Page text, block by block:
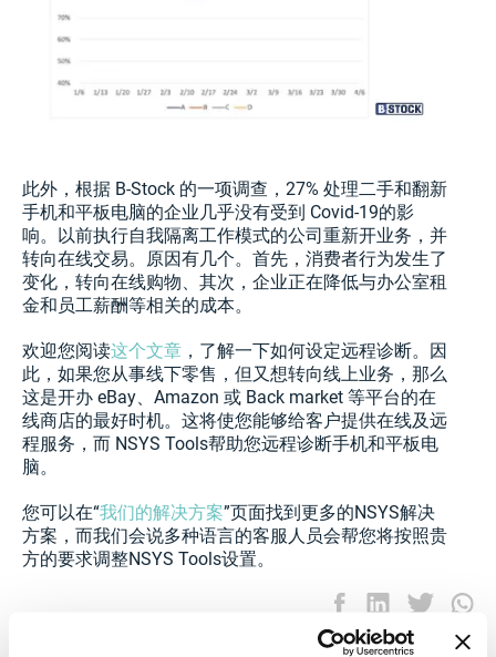
此外，根据 B-Stock 的一项调查，27% 处理二手和翻新
手机和平板电脑的企业几乎没有受到 Covid-19的影
响。以前执行自我隔离工作模式的公司重新开业务，并
转向在线交易。原因有几个。首先，消费者行为发生了
变化，转向在线购物、其次，企业正在降低与办公室租
金和员工薪酬等相关的成本。
欢迎您阅读这个文章 ，了解一下如何设定远程诊断。因
此，如果您从事线下零售，但又想转向线上业务，那么
这是开办 eBay、Amazon 或 Back market 等平台的在
线商店的最好时机。这将使您能够给客户提供在线及远
程服务，而 NSYS Tools帮助您远程诊断手机和平板电
脑。
您可以在“我们的解决方案”页面找到更多的NSYS解决
方案，而我们会说多种语言的客服人员会帮您将按照贵
方的要求调整NSYS Tools设置。